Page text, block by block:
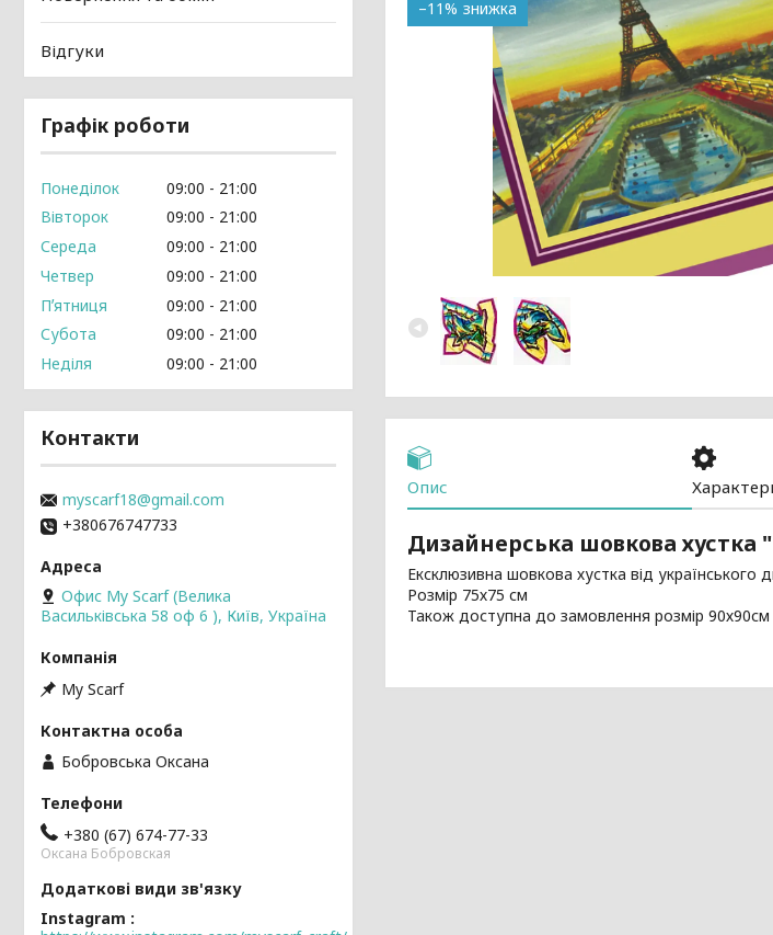
–11%
Опис
Дизайнерська шовкова
Ексклюзивна шовкова хустка від
Розмір 75х75 см
Також доступна до замовлення розмір 90х90см
Відгуки
Графік роботи
Понеділок 09:00
21:00
Вівторок
09:00
21:00
Середа
09:00
21:00
Четвер
09:00
21:00
Пʼятниця
09:00
21:00
Субота
09:00
21:00
Неділя
09:00 21:00
Контакти
myscarf18@gmail.com
+380676747733
Офис My Scarf (Велика
Васильківська 58 оф 6 ), Київ, Україна
My Scarf
Бобровська Оксана
+380 (67) 674-77-33
Оксана Бобровская
Instagram